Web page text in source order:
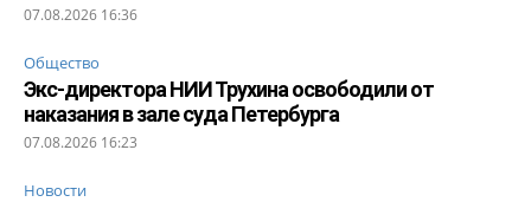
07.08.2026 16:36
Общество
Экс-директора НИИ Трухина освободили от
наказания в зале суда Петербурга
07.08.2026 16:23
Новости